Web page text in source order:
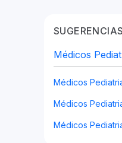
Médicos
Médicos
Médicos
Médicos